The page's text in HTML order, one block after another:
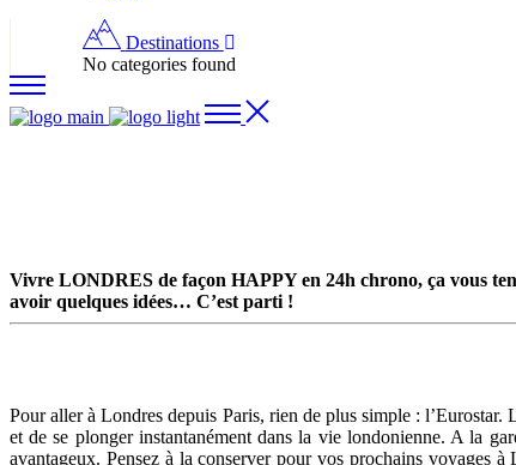
Destinations
No categories found
Vivre LONDRES de façon HAPPY en 24h chrono, ça vous
avoir quelques idées… C’est parti !
Pour aller à Londres depuis Paris, rien de plus simple : l’Eurostar.
et de se plonger instantanément dans la vie londonienne. A la
avantageux. Pensez à la conserver pour vos prochains voyages